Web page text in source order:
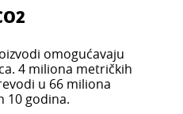
omogućavaju
4 miliona metričkih
u 66 miliona
10 godina.